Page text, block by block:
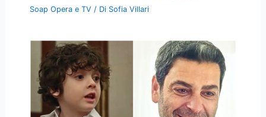
Soap Opera e TV / Di Sofia Villari